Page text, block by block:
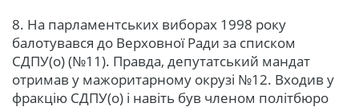
8. На парламентських виборах 1998 року
балотувався до Верховної Ради за списком
СДПУ(о) (№11). Правда, депутатський мандат
отримав у мажоритарному окрузі №12. Входив у
фракцію СДПУ(о) і навіть був членом політбюро